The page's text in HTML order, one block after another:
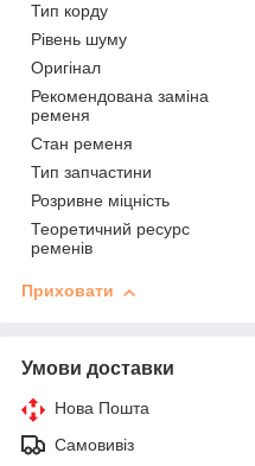
Тип корду
Рівень шуму
Оригінал
Рекомендована заміна
ременя
Стан ременя
Тип запчастини
Розривне міцність
Теоретичний ресурс
ременів
Приховати
Умови доставки
Нова Пошта
Самовивіз